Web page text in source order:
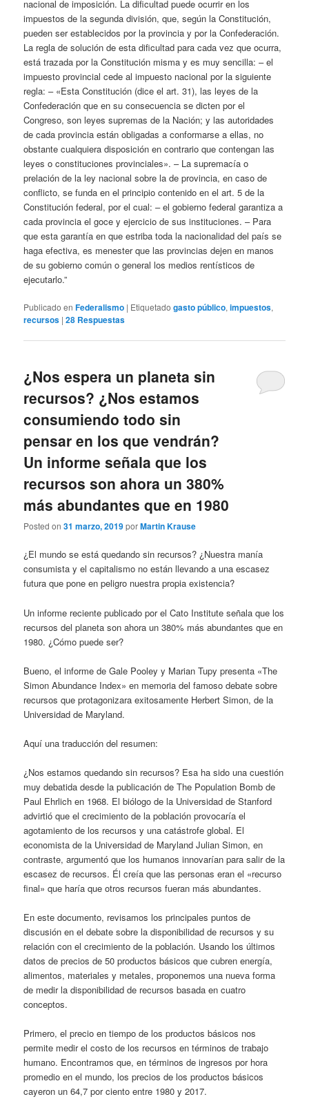
nacional de imposición. La dificultad puede ocurrir en los
impuestos de la segunda división, que, según la Constitución,
pueden ser establecidos por la provincia y por la Confederación.
La regla de solución de esta dificultad para cada vez que ocurra,
está trazada por la Constitución misma y es muy sencilla: – el
impuesto provincial cede al impuesto nacional por la siguiente
regla: – «Esta Constitución (dice el art. 31), las leyes de la
Confederación que en su consecuencia se dicten por el
Congreso, son leyes supremas de la Nación; y las autoridades
de cada provincia están obligadas a conformarse a ellas, no
obstante cualquiera disposición en contrario que contengan las
leyes o constituciones provinciales». – La supremacía o
prelación de la ley nacional sobre la de provincia, en caso de
conflicto, se funda en el principio contenido en el art. 5 de la
Constitución federal, por el cual: – el gobierno federal garantiza a
cada provincia el goce y ejercicio de sus instituciones. – Para
que esta garantía en que estriba toda la nacionalidad del país se
haga efectiva, es menester que las provincias dejen en manos
de su gobierno común o general los medios rentísticos de
ejecutarlo.”
Publicado en Federalismo | Etiquetado gasto público,impuestos,
recursos |28 Respuestas
¿Nos espera un planeta sin
recursos? ¿Nos estamos
consumiendo todo sin
pensar en los que vendrán?
Un informe señala que los
recursos son ahora un 380%
más abundantes que en 1980
Posted on31 marzo, 2019porMartin Krause
¿El mundo se está quedando sin recursos? ¿Nuestra manía
consumista y el capitalismo no están llevando a una escasez
futura que pone en peligro nuestra propia existencia?
Un informe reciente publicado por el Cato Institute señala que los
recursos del planeta son ahora un 380% más abundantes que en
1980. ¿Cómo puede ser?
Bueno, el informe de Gale Pooley y Marian Tupy presenta «The
Simon Abundance Index» en memoria del famoso debate sobre
recursos que protagonizara exitosamente Herbert Simon, de la
Universidad de Maryland.
Aquí una traducción del resumen:
¿Nos estamos quedando sin recursos? Esa ha sido una cuestión
muy debatida desde la publicación de The Population Bomb de
Paul Ehrlich en 1968. El biólogo de la Universidad de Stanford
advirtió que el crecimiento de la población provocaría el
agotamiento de los recursos y una catástrofe global. El
economista de la Universidad de Maryland Julian Simon, en
contraste, argumentó que los humanos innovarían para salir de la
escasez de recursos. Él creía que las personas eran el «recurso
final» que haría que otros recursos fueran más abundantes.
En este documento, revisamos los principales puntos de
discusión en el debate sobre la disponibilidad de recursos y su
relación con el crecimiento de la población. Usando los últimos
datos de precios de 50 productos básicos que cubren energía,
alimentos, materiales y metales, proponemos una nueva forma
de medir la disponibilidad de recursos basada en cuatro
conceptos.
Primero, el precio en tiempo de los productos básicos nos
permite medir el costo de los recursos en términos de trabajo
humano. Encontramos que, en términos de ingresos por hora
promedio en el mundo, los precios de los productos básicos
cayeron un 64,7 por ciento entre 1980 y 2017.